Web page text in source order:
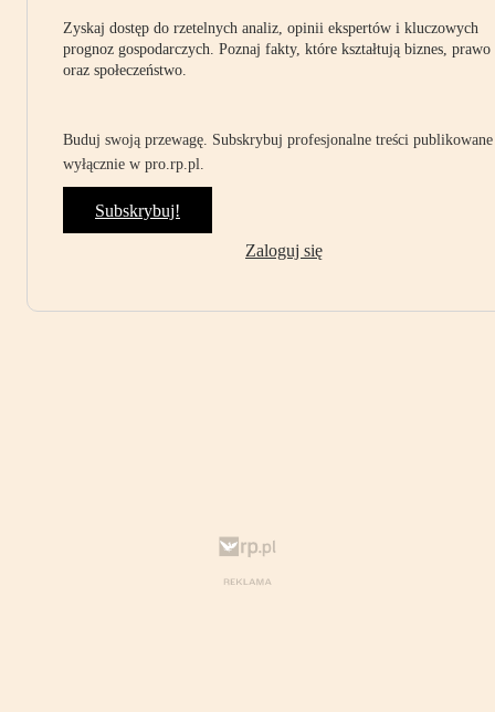
Zyskaj dostęp do rzetelnych analiz, opinii ekspertów i kluczowych
prognoz gospodarczych. Poznaj fakty, które kształtują biznes, prawo
oraz społeczeństwo.
Buduj swoją przewagę. Subskrybuj profesjonalne treści publikowane
wyłącznie w pro.rp.pl.
Subskrybuj!
Zaloguj się